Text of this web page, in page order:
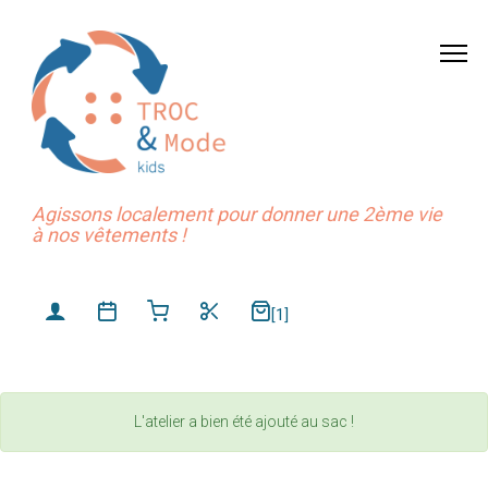
Agissons localement pour donner une 2ème vie
à nos vêtements !
[1]
L'atelier a bien été ajouté au sac !